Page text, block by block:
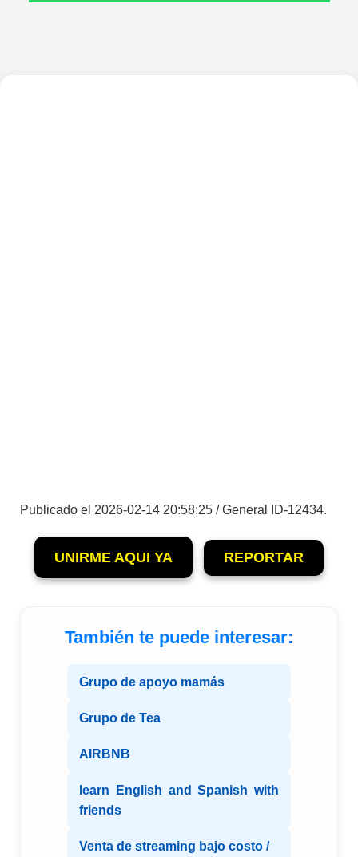
Publicado el 2026-02-14 20:58:25 / General ID-12434.
UNIRME AQUI YA REPORTAR
También te puede interesar:
Grupo de apoyo mamás
Grupo de Tea
AIRBNB
learn English and Spanish with
friends
Venta de streaming bajo costo /